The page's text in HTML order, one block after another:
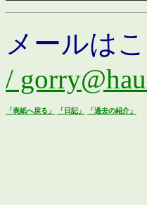
メールは
/
「表紙へ戻る」 「日記」 「過去の紹介」